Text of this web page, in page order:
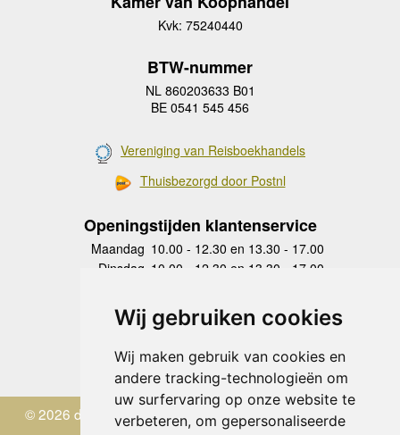
Wij gebruiken cookies
Wij maken gebruik van cookies en
andere tracking-technologieën om
uw surfervaring op onze website te
verbeteren, om gepersonaliseerde
Kvk: 75240440
BTW-nummer
NL 860203633 B01
BE 0541 545 456
Vereniging van Reisboekhandels
Thuisbezorgd door Postnl
Openingstijden klantenservice
Maandag 10.00 - 12.30 en 13.30 - 17.00
Dinsdag 10.00 - 12.30 en 13.30 - 17.00
Donderdag
10.00 - 12.30 en 13.30 - 17.00
Vrijdag 10.00 - 12.30 en 13.30 - 17.00
Zaterdag
gesloten
Zondag gesloten
© 2026 de Zwerver